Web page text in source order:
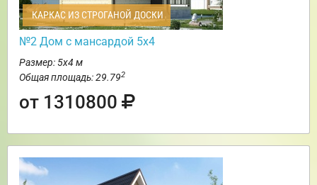
КАРКАС ИЗ СТРОГАНОЙ ДОСКИ
№2 Дом с мансардой 5х4
Размер: 5х4 м
Общая площадь: 29.792
от 1310800